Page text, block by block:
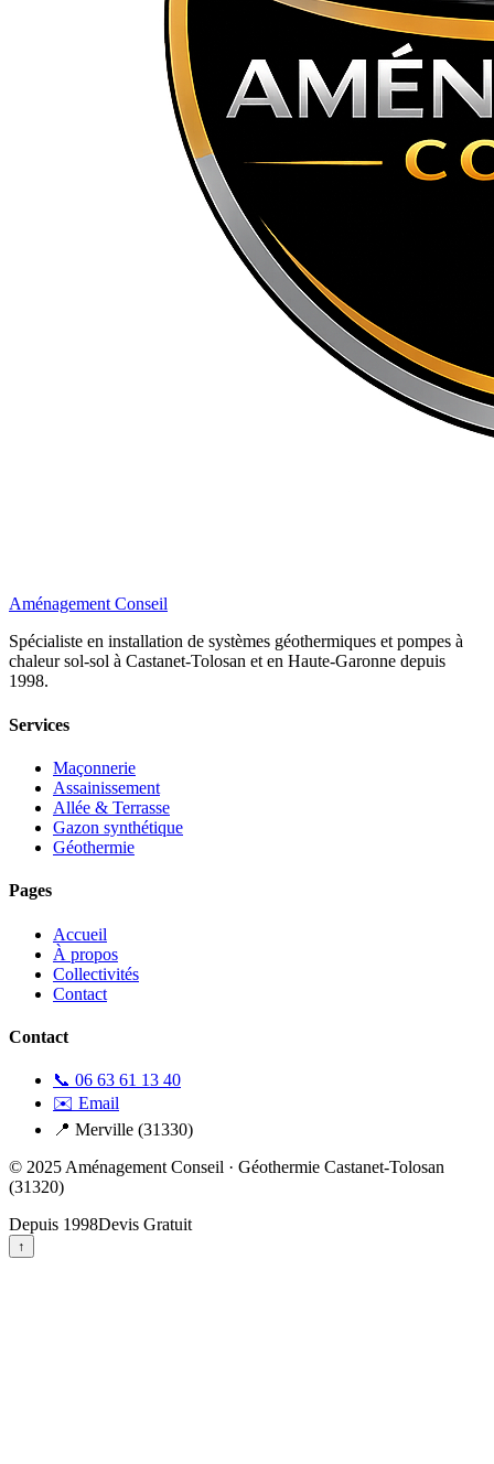
Aménagement Conseil
Spécialiste en installation de systèmes géothermiques et pompes à
chaleur sol-sol à Castanet-Tolosan et en Haute-Garonne depuis
1998.
Services
Maçonnerie
Assainissement
Allée & Terrasse
Gazon synthétique
Géothermie
Pages
Accueil
À propos
Collectivités
Contact
Contact
📞 06 63 61 13 40
✉️ Email
📍 Merville (31330)
© 2025 Aménagement Conseil · Géothermie Castanet-Tolosan
(31320)
Depuis 1998Devis Gratuit
↑